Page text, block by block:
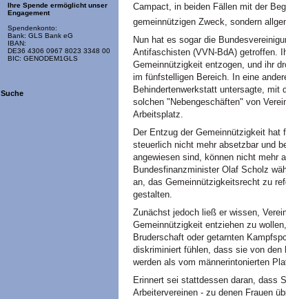
Ihre Spende ermöglicht unser
Engagement
Spendenkonto:
Bank: GLS Bank eG
IBAN:
DE36 4306 0967 8023 3348 00
BIC: GENODEM1GLS
Suche
Campact, in beiden Fällen mit der
gemeinnützigen Zweck, sondern
Nun hat es sogar die
Antifaschisten (VVN-BdA) getroffen.
Gemeinnützigkeit entzogen, und ihr
im fünfstelligen Bereich. In eine
Behindertenwerkstatt untersagte,
solchen "Nebengeschäften" von
Arbeitsplatz.
Der Entzug der Gemeinnützigkeit hat
steuerlich nicht mehr absetzbar und
angewiesen sind, können nicht mehr
Bundesfinanzminister Olaf Scholz
an, das Gemeinnützigkeitsrecht zu
gestalten.
Zunächst jedoch ließ er wissen,
Gemeinnützigkeit entziehen zu
Bruderschaft oder getarnten
diskriminiert fühlen, dass sie von den
werden als vom männerintonierten
Erinnert sei stattdessen daran, dass
Arbeitervereinen - zu denen Frauen